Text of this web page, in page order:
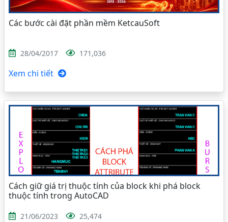
Các bước cài đặt phần mềm KetcauSoft
28/04/2017 171,036
Xem chi tiết
Cách giữ giá trị thuộc tính của block khi phá block
thuộc tính trong AutoCAD
21/06/2023 25,474